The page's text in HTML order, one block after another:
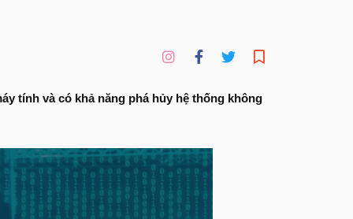
tính và có khả năng phá hủy hệ thống không